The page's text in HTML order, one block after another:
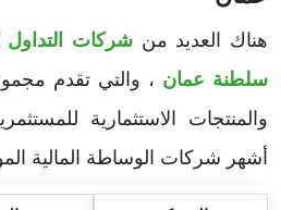
هناك العديد منشركات
سلطنة عمان ، والتي تقدم
والمنتجات الاستثمارية
أشهر شركات الوساطة المالية